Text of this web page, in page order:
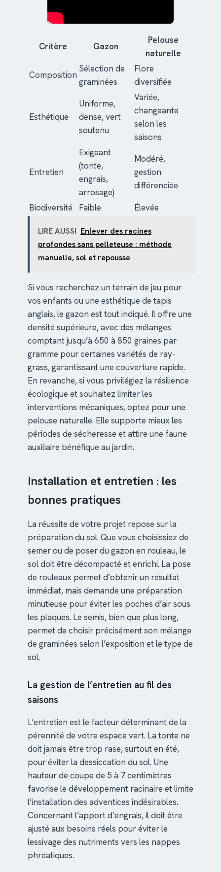
Critère Gazon
Pelouse
naturelle
Composition
Sélection de
graminées
Flore
diversifiée
Esthétique
Uniforme,
dense, vert
soutenu
Variée,
changeante
selon les
saisons
Entretien
Exigeant
(tonte,
engrais,
arrosage)
Modéré,
gestion
différenciée
Biodiversité Faible Élevée
LIRE AUSSI Enlever des racines
profondes sans pelleteuse : méthode
manuelle, sol et repousse
Si vous recherchez un terrain de jeu pour
vos enfants ou une esthétique de tapis
anglais, le gazon est tout indiqué. Il offre une
densité supérieure, avec des mélanges
comptant jusqu’à 650 à 850 graines par
gramme pour certaines variétés de ray-
grass, garantissant une couverture rapide.
En revanche, si vous privilégiez la résilience
écologique et souhaitez limiter les
interventions mécaniques, optez pour une
pelouse naturelle. Elle supporte mieux les
périodes de sécheresse et attire une faune
auxiliaire bénéfique au jardin.
Installation et entretien : les
bonnes pratiques
La réussite de votre projet repose sur la
préparation du sol. Que vous choisissiez de
semer ou de poser du gazon en rouleau, le
sol doit être décompacté et enrichi. La pose
de rouleaux permet d’obtenir un résultat
immédiat, mais demande une préparation
minutieuse pour éviter les poches d’air sous
les plaques. Le semis, bien que plus long,
permet de choisir précisément son mélange
de graminées selon l’exposition et le type de
sol.
La gestion de l’entretien au fil des
saisons
L’entretien est le facteur déterminant de la
pérennité de votre espace vert. La tonte ne
doit jamais être trop rase, surtout en été,
pour éviter la dessiccation du sol. Une
hauteur de coupe de 5 à 7 centimètres
favorise le développement racinaire et limite
l’installation des adventices indésirables.
Concernant l’apport d’engrais, il doit être
ajusté aux besoins réels pour éviter le
lessivage des nutriments vers les nappes
phréatiques.